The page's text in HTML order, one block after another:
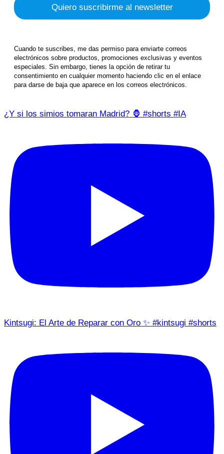
Cuando te suscribes, me das permiso para enviarte correos
electrónicos sobre productos, promociones exclusivas y eventos
especiales. Sin embargo, tienes la opción de retirar tu
consentimiento en cualquier momento haciendo clic en el enlace
para darse de baja que aparece en los correos electrónicos.
¿Y si los simios tomaran Madrid? 🦍 #shorts #IA
Kintsugi: El Arte de Reparar con Oro ✨ #kintsugi #shorts